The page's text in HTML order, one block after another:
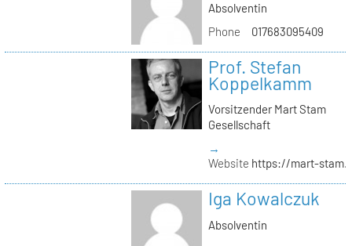
Absolventin
Phone
017683095409
Prof. Stefan
Koppelkamm
Vorsitzender Mart Stam
Gesellschaft
→
Website https://mart-
Iga Kowalczuk
Absolventin